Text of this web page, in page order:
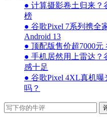
● 计算摄影卷土归来？
榜
● 谷歌Pixel 7系列携全
Android 13
● 顶配版售价超7000元
● 手机居然用上雷达？
感十足
● 谷歌Pixel 4XL真机曝
吗？